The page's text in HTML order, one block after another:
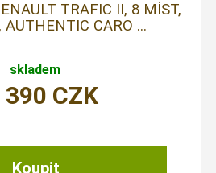
TRAFIC II, 8 MÍST,
AUTHENTIC CARO ...
skladem
390 CZK